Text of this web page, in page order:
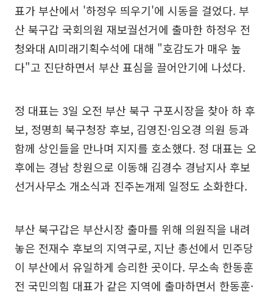
표가 부산에서 '하정우 띄우기'에 시동을 걸었다. 부
산 북구갑 국회의원 재보궐선거에 출마한 하정우 전
청와대 AI미래기획수석에 대해 "호감도가 매우 높
다"고 진단하면서 부산 표심을 끌어안기에 나섰다.
정 대표는 3일 오전 부산 북구 구포시장을 찾아 하 후
보, 정명희 북구청장 후보, 김영진·임오경 의원 등과
함께 상인들을 만나며 지지를 호소했다. 정 대표는 오
후에는 경남 창원으로 이동해 김경수 경남지사 후보
선거사무소 개소식과 진주논개제 일정도 소화한다.
부산 북구갑은 부산시장 출마를 위해 의원직을 내려
놓은 전재수 후보의 지역구로, 지난 총선에서 민주당
이 부산에서 유일하게 승리한 곳이다. 무소속 한동훈
전 국민의힘 대표가 같은 지역에 출마하면서 한동훈·